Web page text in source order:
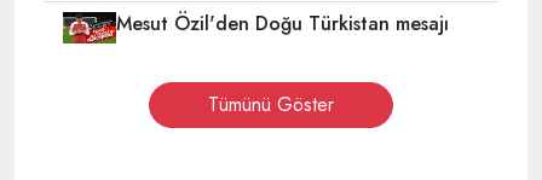
Mesut Özil'den Doğu Türkistan mesajı
Tümünü Göster